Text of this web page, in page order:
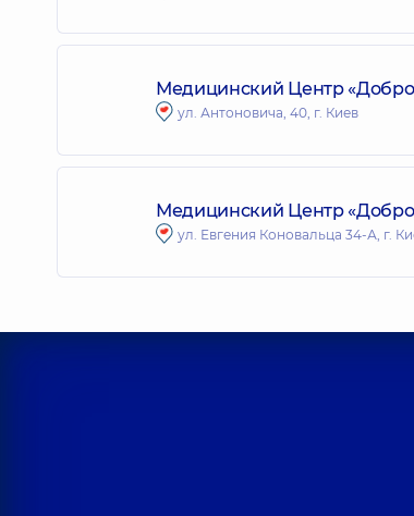
Медицинский Центр
ул. Антоновича, 40, г. Киев
Медицинский Центр
ул. Евгения Коновальца 34-А, г.